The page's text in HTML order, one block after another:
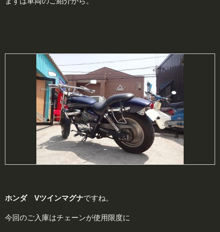
ホンダ Vツインマグナですね。
今回のご入庫はチェーンが使用限度に